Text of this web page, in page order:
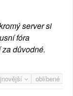
server si
fóra
důvodné.
oblíbené